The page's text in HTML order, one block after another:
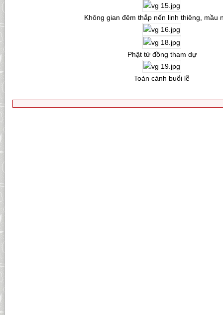
Không gian đêm thắp nến linh thiêng, mầu
Phật tử đồng tham dự
Toản cảnh buổi lễ